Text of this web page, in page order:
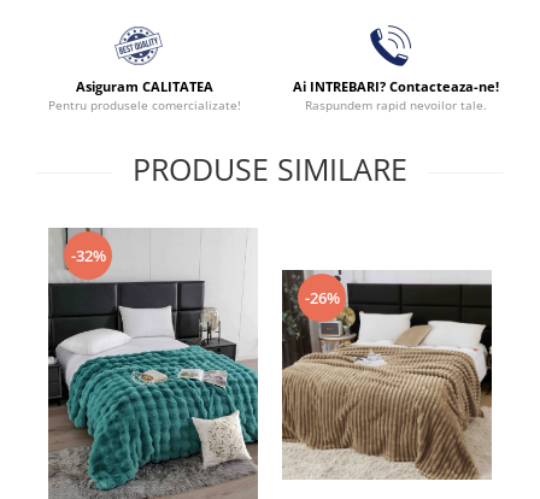
Asiguram CALITATEA
Pentru produsele comercializate!
Ai INTREBARI? Contacteaza-ne!
Raspundem rapid nevoilor tale.
PRODUSE SIMILARE
-32%
-26%